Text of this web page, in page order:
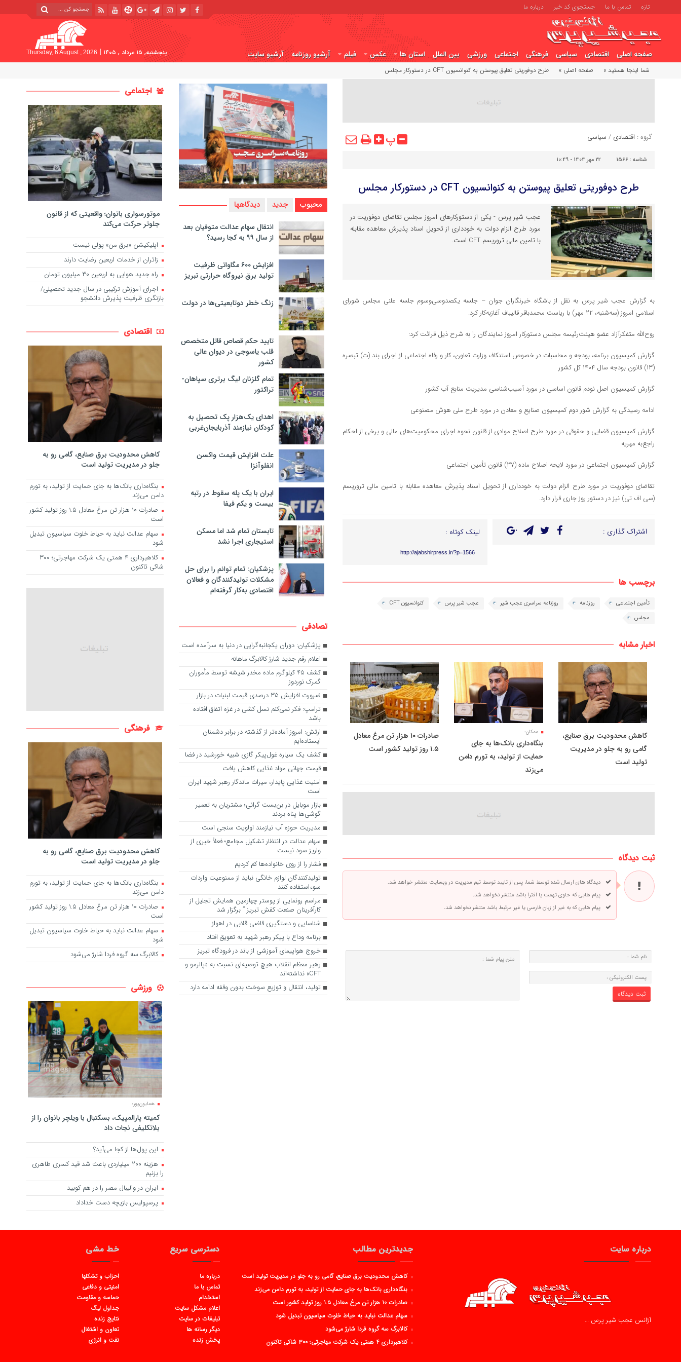
تازه تماس با ما جستجوی کد خبر درباره ما
صفحه اصلی اقتصادی سیاسی فرهنگی اجتماعی ورزشی بین الملل استان ها عکس فیلم آرشیو روزنامه آرشیو سایت پنجشنبه, ۱۵ مرداد , ۱۴۰۵ |
Thursday, 6 August , 2026
شما اینجا هستید » صفحه اصلی » طرح دوفوریتی تعلیق پیوستن به کنوانسیون CFT در دستورکار مجلس
گروه : اقتصادی / سیاسی پ
شناسه : 1566 22 مهر 1404 - 10:49
طرح دوفوریتی تعلیق پیوستن به کنوانسیون CFT در دستورکار مجلس
عجب شیر پرس - یکی از دستورکار‌های امروز مجلس تقاضای دوفوریت در
مورد طرح الزام دولت به خودداری از تحویل اسناد پذیرش معاهده مقابله
با تامین مالی تروریسم CFT است.
به گزارش عجب شیر پرس به نقل از باشگاه خبرنگاران جوان – جلسه یکصدوسی‌وسوم جلسه علنی مجلس شورای
اسلامی امروز (سه‌شنبه، ۲۲ مهر) با ریاست محمدباقر قالیباف آغازبه‌کار کرد.
روح‌الله متفکرآزاد عضو هیئت‌رئیسه مجلس دستورکار امروز نمایندگان را به شرح ذیل قرائت کرد:
گزارش کمیسیون برنامه، بودجه و محاسبات در خصوص استنکاف وزارت تعاون، کار و رفاه اجتماعی از اجرای بند (ت) تبصره
(۱۳) قانون بودجه سال ۱۴۰۴ کل کشور
گزارش کمیسیون اصل نودم قانون اساسی در مورد آسیب‌شناسی مدیریت منابع آب کشور
ادامه رسیدگی به گزارش شور دوم کمیسیون صنایع و معادن در مورد طرح ملی هوش مصنوعی
گزارش کمیسیون قضایی و حقوقی در مورد طرح اصلاح موادی از قانون نحوه اجرای محکومیت‌های مالی و برخی از احکام
راجع‌به مهریه
گزارش کمیسیون اجتماعی در مورد لایحه اصلاح ماده (۳۷) قانون تأمین اجتماعی
تقاضای دوفوریت در مورد طرح الزام دولت به خودداری از تحویل اسناد پذیرش معاهده مقابله با تامین مالی تروریسم
(سی اف تی) نیز در دستور روز جاری قرار دارد.
اشتراک گذاری : لینک کوتاه :
http://ajabshirpress.ir/?p=1566
برچسب ها
تأمین اجتماعی روزنامه روزنامه سراسری عجب شیر عجب شیر پرس
کنوانسیون CFT
مجلس
اخبار مشابه
کاهش محدودیت برق صنایع،
گامی رو به جلو در مدیریت
تولید است
ممکان:
بنگاه‌داری بانک‌ها به جای
حمایت از تولید، به تورم دامن
می‌زند
صادرات ۱۰ هزار تن مرغ معادل
۱.۵ روز تولید کشور است
ثبت دیدگاه
دیدگاه های ارسال شده توسط شما، پس از تایید توسط تیم مدیریت در وبسایت منتشر خواهد شد.
پیام هایی که حاوی تهمت یا افترا باشد منتشر نخواهد شد.
پیام هایی که به غیر از زبان فارسی یا غیر مرتبط باشد منتشر نخواهد شد.
محبوب جدید دیدگاهها
انتقال سهام عدالت متوفیان بعد
از سال ۹۹ به کجا رسید؟
افزایش ۶۰۰ مگاواتی ظرفیت
تولید برق نیروگاه حرارتی تبریز
زنگ خطر دوتابعیتی‌ها در دولت
تایید حکم قصاص قاتل متخصص
قلب یاسوجی در دیوان عالی
کشور
تمام گلزنان لیگ‌ برتری سپاهان-
تراکتور
اهدای یک‌هزار پک تحصیل به
کودکان نیازمند آذربایجان‌غربی
علت افزایش قیمت واکسن
انفلوآنزا
ایران با یک پله سقوط در رتبه
بیست و یکم فیفا
تابستان تمام شد اما مسکن
استیجاری اجرا نشد
پزشکیان: تمام توانم را برای حل
مشکلات تولیدکنندگان و فعالان
اقتصادی به‌کار گرفته‌ام
تصادفی
پزشکیان: دوران یکجانبه‌گرایی در دنیا به سرآمده است
اعلام رقم جدید شارژ کالابرگ ماهانه
کشف ۴۵ کیلوگرم ماده مخدر شیشه توسط مأموران
گمرک نوردوز
ضرورت افزایش ۳۵ درصدی قیمت لبنیات در بازار
ترامپ: فکر نمی‌کنم نسل کشی در غزه اتفاق افتاده
باشد
ارتش: امروز آماده‌تر از گذشته در برابر دشمنان
ایستاده‌ایم
کشف یک سیاره غول‌پیکر گازی شبیه خورشید در فضا
قیمت جهانی مواد غذایی کاهش یافت
امنیت غذایی پایدار، میراث ماندگار رهبر شهید ایران
است
بازار موبایل در بن‌بست گرانی؛ مشتریان به تعمیر
گوشی‌ها پناه بردند
مدیریت حوزه آب نیازمند اولویت سنجی است
سهام عدالت در انتظار تشکیل مجامع؛ فعلاً خبری از
واریز سود نیست
فشار را از روی خانواده‌ها کم کردیم
تولیدکنندگان لوازم خانگی نباید از ممنوعیت واردات
سوءاستفاده کنند
مراسم رونمایی از پوستر چهارمین همایش تجلیل از
کارآفرینان صنعت کفش تبریز ” برگزار شد
شناسایی و دستگیری قاضی قلابی در اهواز
برنامه وداع با پیکر رهبر شهید به تعویق افتاد
خروج هواپیمای آموزشی از باند در فرودگاه تبریز
رهبر معظم انقلاب هیچ توصیه‌ای نسبت به «پالرمو و
CFT» نداشته‌اند
تولید، انتقال و توزیع سوخت بدون وقفه ادامه دارد
اجتماعی
موتورسواری بانوان؛ واقعیتی که از قانون
جلوتر حرکت می‌کند
اپلیکیشن «برق من» پولی نیست
زائران از خدمات اربعین رضایت دارند
راه جدید هوایی به اربعین ۳۰ میلیون تومان
اجرای آموزش ترکیبی در سال جدید تحصیلی/
بازنگری ظرفیت پذیرش دانشجو
اقتصادی
کاهش محدودیت برق صنایع، گامی رو به
جلو در مدیریت تولید است
بنگاه‌داری بانک‌ها به جای حمایت از تولید، به تورم
دامن می‌زند
صادرات ۱۰ هزار تن مرغ معادل ۱.۵ روز تولید کشور
است
سهام عدالت نباید به حیاط خلوت سیاسیون تبدیل
شود
کلاهبرداری ۴ همتی یک شرکت مهاجرتی؛ ۳۰۰
شاکی تاکنون
فرهنگی
کاهش محدودیت برق صنایع، گامی رو به
جلو در مدیریت تولید است
بنگاه‌داری بانک‌ها به جای حمایت از تولید، به تورم
دامن می‌زند
صادرات ۱۰ هزار تن مرغ معادل ۱.۵ روز تولید کشور
است
سهام عدالت نباید به حیاط خلوت سیاسیون تبدیل
شود
کالابرگ سه گروه فردا شارژ می‌شود
ورزشی
همایون‌پور:
کمیته پارالمپیک، بسکتبال با ویلچر بانوان را از
بلاتکلیفی نجات داد
این پول‌ها از کجا می‌آید؟
هزینه ۲۰۰ میلیاردی باعث شد قید کسری طاهری
را بزنیم
ایران در والیبال مصر را در هم کوبید
پرسپولیس بازیچه دست خداداد
درباره سایت
آژانس عجب شیر پرس …
جدیدترین مطالب
کاهش محدودیت برق صنایع، گامی رو به جلو در مدیریت تولید است
بنگاه‌داری بانک‌ها به جای حمایت از تولید، به تورم دامن می‌زند
صادرات ۱۰ هزار تن مرغ معادل ۱.۵ روز تولید کشور است
سهام عدالت نباید به حیاط خلوت سیاسیون تبدیل شود
کالابرگ سه گروه فردا شارژ می‌شود
کلاهبرداری ۴ همتی یک شرکت مهاجرتی؛ ۳۰۰ شاکی تاکنون
دسترسی سریع
درباره ما
تماس با ما
استخدام
اعلام مشکل سایت
تبلیغات در سایت
دیگر رسانه ها
پخش زنده
خط مشی
احزاب و تشکلها
امنیتی و دفاعی
حماسه و مقاومت
جداول لیگ
نتایج زنده
تعاون و اشتغال
نفت و انرژی